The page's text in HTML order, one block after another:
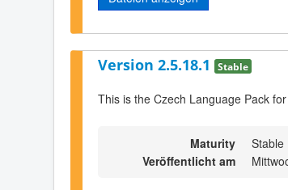
Version 2.5.18.1 Stable
This is the Czech Language Pack
Maturity
Stable
Veröffentlicht am